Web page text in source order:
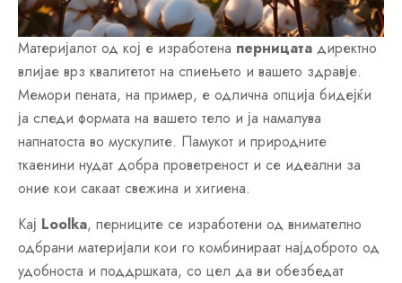
Материјалот од кој е изработена перницата директно
влијае врз квалитетот на спиењето и вашето здравје.
Мемори пената, на пример, е одлична опција бидејќи
ја следи формата на вашето тело и ја намалува
напнатоста во мускулите. Памукот и природните
ткаенини нудат добра проветреност и се идеални за
оние кои сакаат свежина и хигиена.
Кај Loolka, перниците се изработени од внимателно
одбрани материјали кои го комбинираат најдоброто од
удобноста и поддршката, со цел да ви обезбедат